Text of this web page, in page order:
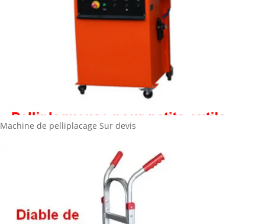
Machine de pelliplacage Sur devis